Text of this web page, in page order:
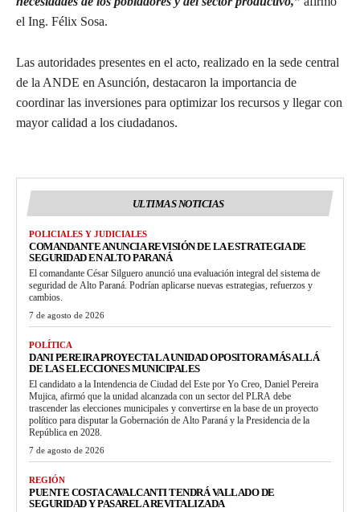
el Ing. Félix Sosa.
Las autoridades presentes en el acto, realizado en la sede central
de la ANDE en Asunción, destacaron la importancia de
coordinar las inversiones para optimizar los recursos y llegar con
mayor calidad a los ciudadanos.
ULTIMAS NOTICIAS
POLICIALES Y JUDICIALES
COMANDANTE ANUNCIA REVISIÓN DE LA ESTRATEGIA DE
SEGURIDAD EN ALTO PARANÁ
El comandante César Silguero anunció una evaluación integral del sistema de
seguridad de Alto Paraná. Podrían aplicarse nuevas estrategias, refuerzos y
cambios.
7 de agosto de 2026
POLÍTICA
DANI PEREIRA PROYECTA LA UNIDAD OPOSITORA MÁS ALLÁ
DE LAS ELECCIONES MUNICIPALES
El candidato a la Intendencia de Ciudad del Este por Yo Creo, Daniel Pereira
Mujica, afirmó que la unidad alcanzada con un sector del PLRA debe
trascender las elecciones municipales y convertirse en la base de un proyecto
político para disputar la Gobernación de Alto Paraná y la Presidencia de la
República en 2028.
7 de agosto de 2026
REGIÓN
PUENTE COSTA CAVALCANTI TENDRÁ VALLADO DE
SEGURIDAD Y PASARELA REVITALIZADA